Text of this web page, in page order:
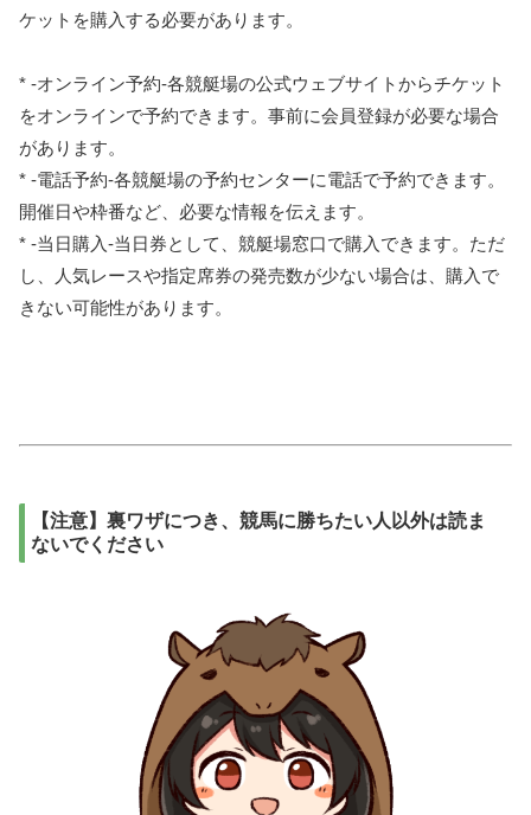
ケットを購入する必要があります。
* -オンライン予約-各競艇場の公式ウェブサイトからチケット
をオンラインで予約できます。事前に会員登録が必要な場合
があります。
* -電話予約-各競艇場の予約センターに電話で予約できます。
開催日や枠番など、必要な情報を伝えます。
* -当日購入-当日券として、競艇場窓口で購入できます。ただ
し、人気レースや指定席券の発売数が少ない場合は、購入で
きない可能性があります。
【注意】裏ワザにつき、競馬に勝ちたい人以外は読ま
ないでください